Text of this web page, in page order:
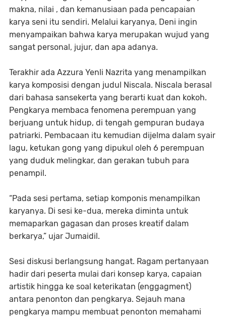
makna, nilai , dan kemanusiaan pada pencapaian
karya seni itu sendiri. Melalui karyanya, Deni ingin
menyampaikan bahwa karya merupakan wujud yang
sangat personal, jujur, dan apa adanya.
Terakhir ada Azzura Yenli Nazrita yang menampilkan
karya komposisi dengan judul Niscala. Niscala berasal
dari bahasa sansekerta yang berarti kuat dan kokoh.
Pengkarya membaca fenomena perempuan yang
berjuang untuk hidup, di tengah gempuran budaya
patriarki. Pembacaan itu kemudian dijelma dalam syair
lagu, ketukan gong yang dipukul oleh 6 perempuan
yang duduk melingkar, dan gerakan tubuh para
penampil.
“Pada sesi pertama, setiap komponis menampilkan
karyanya. Di sesi ke-dua, mereka diminta untuk
memaparkan gagasan dan proses kreatif dalam
berkarya,” ujar Jumaidil.
Sesi diskusi berlangsung hangat. Ragam pertanyaan
hadir dari peserta mulai dari konsep karya, capaian
artistik hingga ke soal keterikatan (enggagment)
antara penonton dan pengkarya. Sejauh mana
pengkarya mampu membuat penonton memahami